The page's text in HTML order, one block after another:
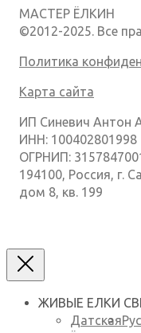
МАСТЕР ЁЛКИН
©2012-2025. Все
Политика
Карта сайта
ИП Синевич Антон
ИНН: 100402801998
ОГРНИП:
194100, Россия, г.
дом 8, кв. 199
ЖИВЫЕ ЕЛКИ
Датская